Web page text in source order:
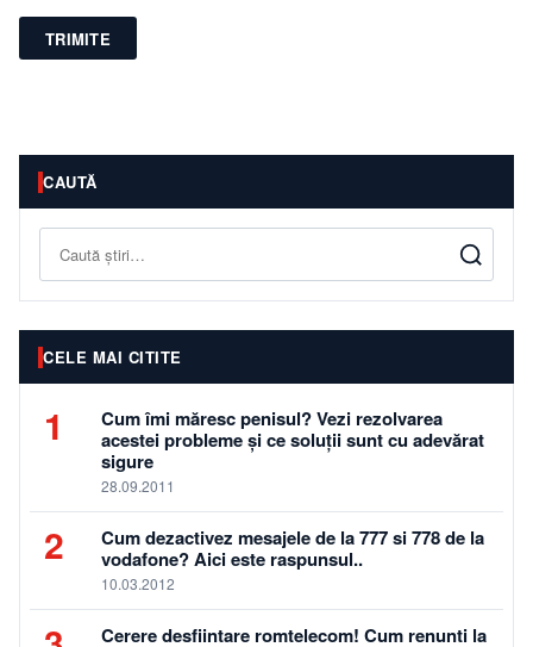
TRIMITE
CAUTĂ
Caută
CELE MAI CITITE
1
Cum îmi măresc penisul? Vezi rezolvarea
acestei probleme și ce soluții sunt cu adevărat
sigure
28.09.2011
2
Cum dezactivez mesajele de la 777 si 778 de la
vodafone? Aici este raspunsul..
10.03.2012
Cerere desfiintare romtelecom! Cum renunti la